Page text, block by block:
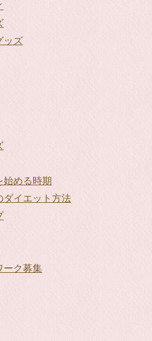
ッズ
始める時期
ダイエット方法
ーク募集